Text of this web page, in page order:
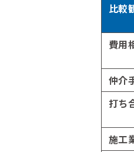
比較
費用
仲介
打ち
施工